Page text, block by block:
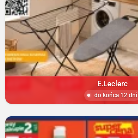
E.Leclerc
do końca 12 dni